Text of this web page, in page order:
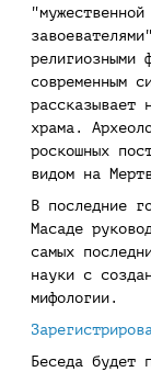
религиозными
современным
рассказывает
храма.
роскошных
видом на
В последние
Масаде
самых
науки с
мифологии.
Беседа будет